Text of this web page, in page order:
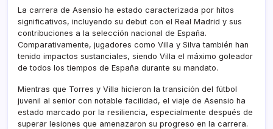
La carrera de Asensio ha estado caracterizada por hitos
significativos, incluyendo su debut con el Real Madrid y sus
contribuciones a la selección nacional de España.
Comparativamente, jugadores como Villa y Silva también han
tenido impactos sustanciales, siendo Villa el máximo goleador
de todos los tiempos de España durante su mandato.
Mientras que Torres y Villa hicieron la transición del fútbol
juvenil al senior con notable facilidad, el viaje de Asensio ha
estado marcado por la resiliencia, especialmente después de
superar lesiones que amenazaron su progreso en la carrera.